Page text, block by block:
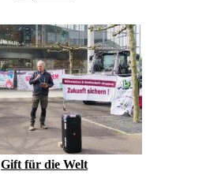
Gift für die Welt